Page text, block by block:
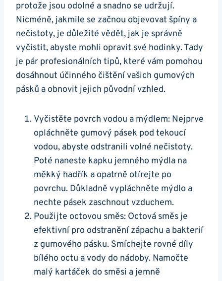
protože jsou odolné a snadno se udržují.
Nicméně, jakmile se začnou objevovat špíny a
⁢nečistoty,​ je ‌důležité vědět, jak je správně
vyčistit, abyste mohli opravit své hodinky. Tady
je pár profesionálních tipů, které vám pomohou
dosáhnout účinného čištění vašich gumových
⁢pásků a obnovit jejich původní vzhled.
Vyčistěte povrch vodou a ‍mýdlem:⁤ Nejprve
opláchněte ⁤gumový pásek pod tekoucí
vodou, abyste odstranili volné nečistoty.
⁣Poté naneste⁢ kapku jemného mýdla na
měkký hadřík a opatrně otírejte po
povrchu. Důkladně vypláchněte ⁣mýdlo ⁤a
nechte pásek zaschnout ⁢vzduchem.
Použijte octovou směs:⁤ Octová ⁣směs je
efektivní pro odstranění zápachu ‍a bakterií
z gumového pásku. ​Smíchejte rovné díly⁣
bílého octu⁣ a vody do nádoby. Namočte
malý kartáček do směsi a jemně